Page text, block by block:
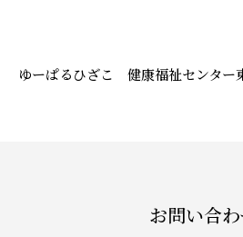
ゆーぱるひざこ 健康福祉センター
お問い合